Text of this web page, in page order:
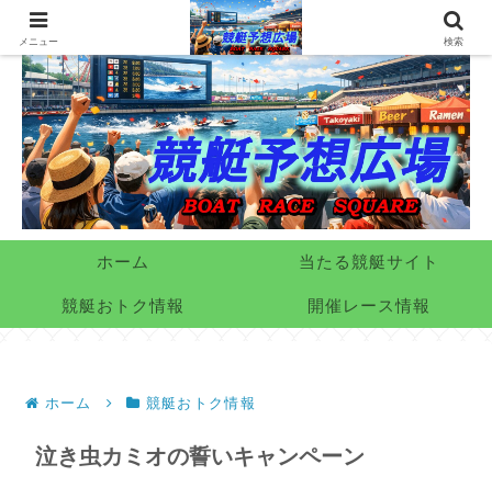
ホーム 当たる競艇サイト
競艇おトク情報 開催レース情報
ホーム 競艇おトク情報
泣き虫カミオの誓いキャンペーン
メニュー 検索